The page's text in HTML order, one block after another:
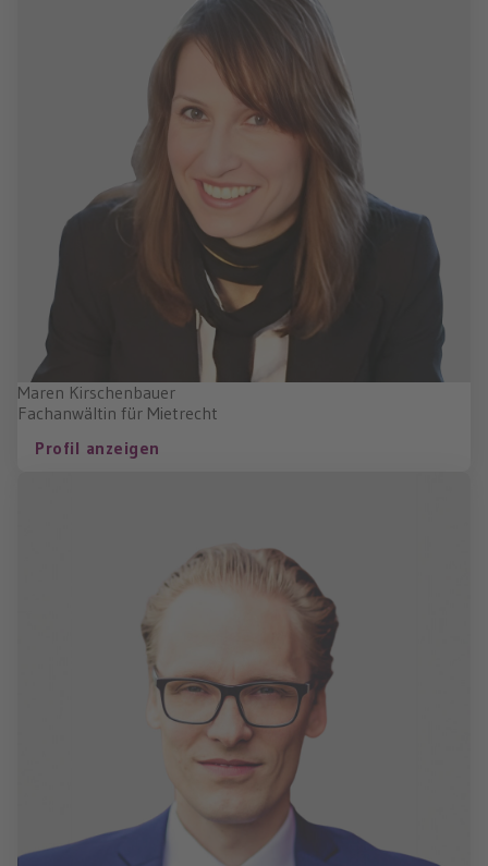
Maren Kirschenbauer
Fachanwältin für Mietrecht
Profil anzeigen